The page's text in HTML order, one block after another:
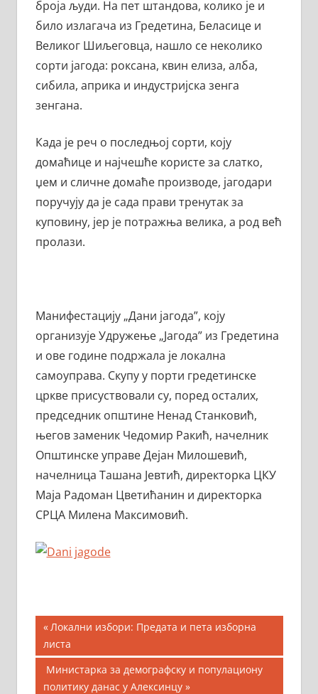
броја људи. На пет штандова, колико је и
било излагача из Гредетина, Беласице и
Великог Шиљеговца, нашло се неколико
сорти јагода: роксана, квин елиза, алба,
сибила, априка и индустријска зенга
зенгана.
Када је реч о последњој сорти, коју
домаћице и најчешће користе за слаткo,
џем и сличне домаће производе, јагодари
поручују да је сада прави тренутак за
куповину, јер је потражња велика, а род већ
пролази.
Манифестацију „Дани јагода”, коју
организује Удружење „Јагода” из Гредетина
и ове године подржала је локална
самоуправа. Скупу у порти гредетинске
цркве присуствовали су, поред осталих,
председник општине Ненад Станковић,
његов заменик Чедомир Ракић, начелник
Општинске управе Дејан Милошевић,
начелница Ташана Јевтић, директорка ЦКУ
Маја Радоман Цветићанин и директорка
СРЦА Милена Максимовић.
Кретање
чланка
Previous
Post:
Локални избори: Предата и пета изборна
листа
Next
Post:
Министарка за демографску и популациону
политику данас у Алексинцу